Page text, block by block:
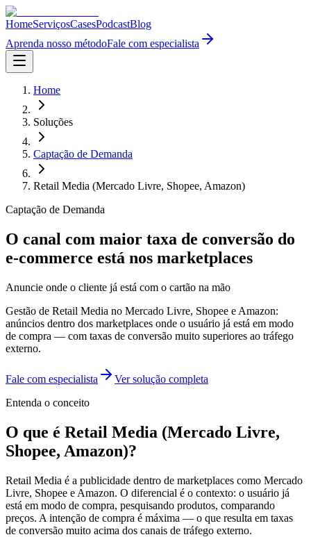
HomeServiçosCasesPodcastBlog
Aprenda nosso métodoFale com especialista
Home
Soluções
Captação de Demanda
Retail Media (Mercado Livre, Shopee, Amazon)
Captação de Demanda
O canal com maior taxa de conversão do
e-commerce está nos marketplaces
Anuncie onde o cliente já está com o cartão na mão
Gestão de Retail Media no Mercado Livre, Shopee e Amazon:
anúncios dentro dos marketplaces onde o usuário já está em modo
de compra — com taxas de conversão muito superiores ao tráfego
externo.
Fale com especialista
Ver solução completa
Entenda o conceito
O que é Retail Media (Mercado Livre,
Shopee, Amazon)?
Retail Media é a publicidade dentro de marketplaces como Mercado
Livre, Shopee e Amazon. O diferencial é o contexto: o usuário já
está em modo de compra, pesquisando produtos, comparando
preços. A intenção de compra é máxima — o que resulta em taxas
de conversão muito acima dos canais de tráfego externo.